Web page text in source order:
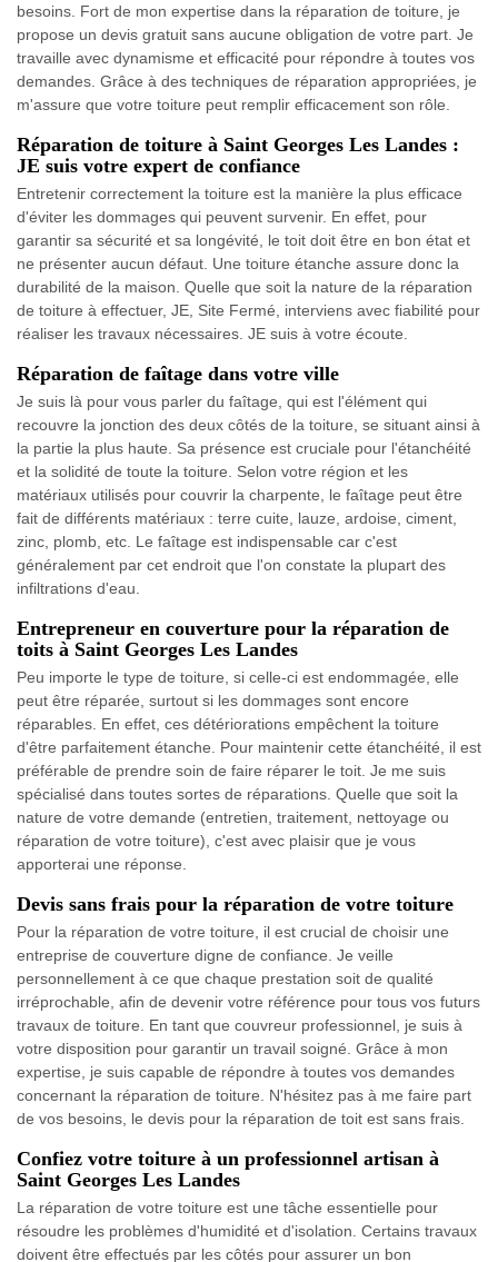
besoins. Fort de mon expertise dans la réparation de toiture, je
propose un devis gratuit sans aucune obligation de votre part. Je
travaille avec dynamisme et efficacité pour répondre à toutes vos
demandes. Grâce à des techniques de réparation appropriées, je
m'assure que votre toiture peut remplir efficacement son rôle.
Réparation de toiture à Saint Georges Les Landes :
JE suis votre expert de confiance
Entretenir correctement la toiture est la manière la plus efficace
d'éviter les dommages qui peuvent survenir. En effet, pour
garantir sa sécurité et sa longévité, le toit doit être en bon état et
ne présenter aucun défaut. Une toiture étanche assure donc la
durabilité de la maison. Quelle que soit la nature de la réparation
de toiture à effectuer, JE, Site Fermé, interviens avec fiabilité pour
réaliser les travaux nécessaires. JE suis à votre écoute.
Réparation de faîtage dans votre ville
Je suis là pour vous parler du faîtage, qui est l'élément qui
recouvre la jonction des deux côtés de la toiture, se situant ainsi à
la partie la plus haute. Sa présence est cruciale pour l'étanchéité
et la solidité de toute la toiture. Selon votre région et les
matériaux utilisés pour couvrir la charpente, le faîtage peut être
fait de différents matériaux : terre cuite, lauze, ardoise, ciment,
zinc, plomb, etc. Le faîtage est indispensable car c'est
généralement par cet endroit que l'on constate la plupart des
infiltrations d'eau.
Entrepreneur en couverture pour la réparation de
toits à Saint Georges Les Landes
Peu importe le type de toiture, si celle-ci est endommagée, elle
peut être réparée, surtout si les dommages sont encore
réparables. En effet, ces détériorations empêchent la toiture
d'être parfaitement étanche. Pour maintenir cette étanchéité, il est
préférable de prendre soin de faire réparer le toit. Je me suis
spécialisé dans toutes sortes de réparations. Quelle que soit la
nature de votre demande (entretien, traitement, nettoyage ou
réparation de votre toiture), c'est avec plaisir que je vous
apporterai une réponse.
Devis sans frais pour la réparation de votre toiture
Pour la réparation de votre toiture, il est crucial de choisir une
entreprise de couverture digne de confiance. Je veille
personnellement à ce que chaque prestation soit de qualité
irréprochable, afin de devenir votre référence pour tous vos futurs
travaux de toiture. En tant que couvreur professionnel, je suis à
votre disposition pour garantir un travail soigné. Grâce à mon
expertise, je suis capable de répondre à toutes vos demandes
concernant la réparation de toiture. N'hésitez pas à me faire part
de vos besoins, le devis pour la réparation de toit est sans frais.
Confiez votre toiture à un professionnel artisan à
Saint Georges Les Landes
La réparation de votre toiture est une tâche essentielle pour
résoudre les problèmes d'humidité et d'isolation. Certains travaux
doivent être effectués par les côtés pour assurer un bon